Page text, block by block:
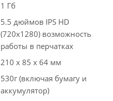
1 Гб
5.5 дюймов IPS HD
(720x1280) возможность
работы в перчатках
210 x 85 x 64 мм
530г (включая бумагу и
аккумулятор)